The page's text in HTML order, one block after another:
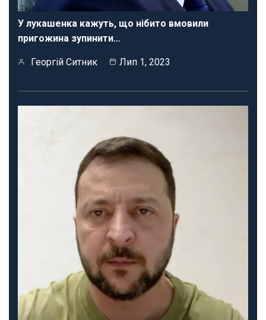
У лукашенка кажуть, що нібито вмовили
пригожина зупинити…
Георгій Ситник Лип 1, 2023